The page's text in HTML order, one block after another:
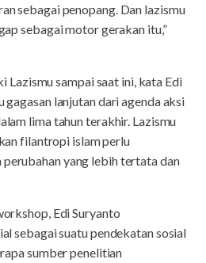
sebagai penopang. Dan lazismu
sebagai motor gerakan itu,”
Lazismu sampai saat ini, kata Edi
gagasan lanjutan dari agenda aksi
lima tahun terakhir. Lazismu
filantropi islam perlu
yang lebih tertata dan
Edi Suryanto
sebagai suatu pendekatan sosial
sumber penelitian